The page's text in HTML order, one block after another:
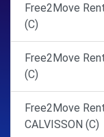
Free2Move
(C)
Free2Move
(C)
Free2Move
CALVISSON (C)